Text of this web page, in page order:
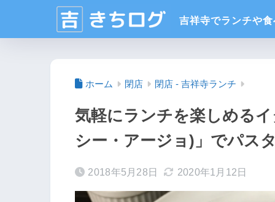
ホーム 閉店 閉店 - 吉祥寺ランチ
気軽にランチを楽しめる
シー・アージョ)」でパス
2018年5月28日 2020年1月12日